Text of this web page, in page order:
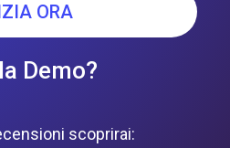
ORA
Demo?
scoprirai: